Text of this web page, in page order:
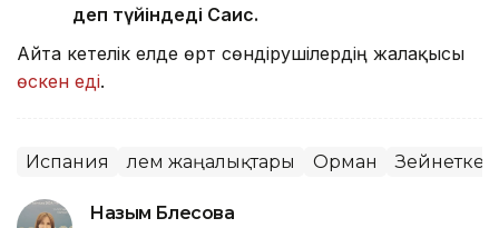
деп түйіндеді Саис.
Айта кетелік елде өрт сөндірушілердің жалақысы
өскен еді.
Испания Әлем жаңалықтары Орман Зейнеткер
Назым Бөлесова